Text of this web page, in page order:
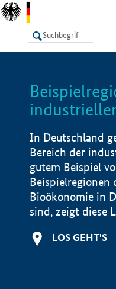
LISTE
In Deutschland
Bereich der
gutem Beispiel
Beispielregionen
Bioökonomie in
sind, zeigt diese
LOS GEHT'S